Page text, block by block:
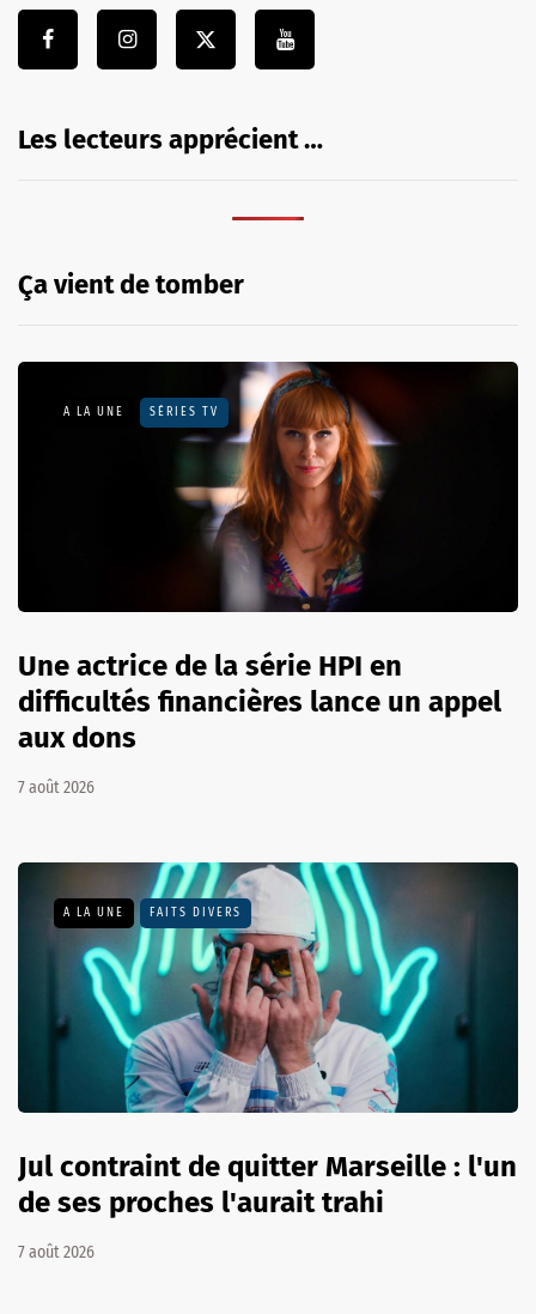
Les lecteurs apprécient …
Ça vient de tomber
A LA UNE SÉRIES TV
Une actrice de la série HPI en
difficultés financières lance un appel
aux dons
7 août 2026
A LA UNE FAITS DIVERS
Jul contraint de quitter Marseille : l'un
de ses proches l'aurait trahi
7 août 2026